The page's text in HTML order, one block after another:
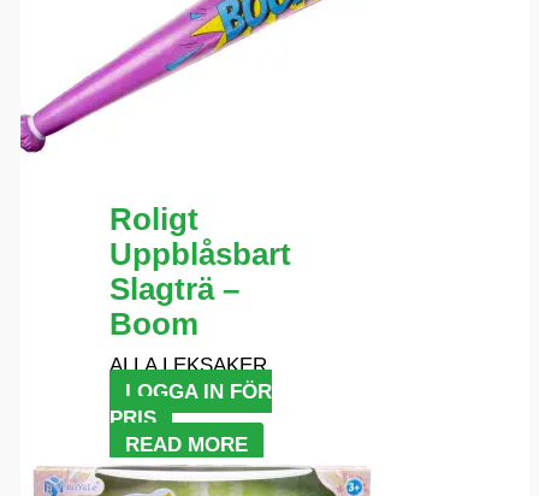
Roligt
Uppblåsbart
Slagträ –
Boom
ALLA LEKSAKER
LOGGA IN FÖR
PRIS
READ MORE